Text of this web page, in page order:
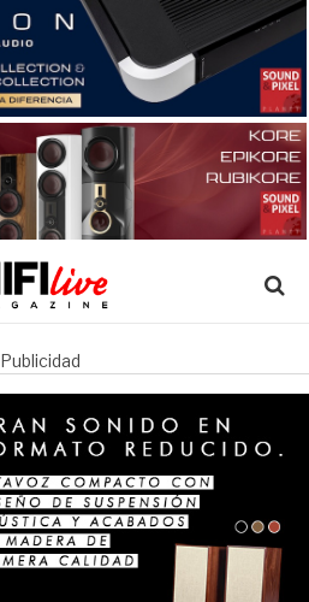
Publicidad